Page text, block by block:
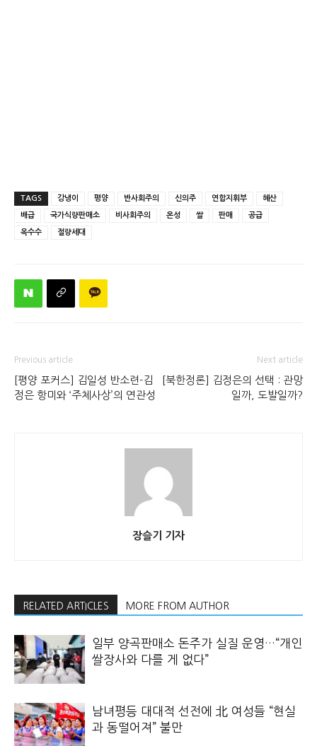
TAGS 강냉이 평양 반사회주의 신의주 연합지휘부 혜산
배급 국가식량판매소 비사회주의 온성 쌀 판매 공급
옥수수 절량세대
Previous article
[평양 포커스] 김일성 반소련-김
정은 항미와 ‘주체사상’의 연관성
Next article
[북한정론] 김정은의 선택 : 관망
일까, 도발일까?
장슬기 기자
RELATED ARTICLES MORE FROM AUTHOR
일부 양곡판매소 돈주가 실질 운영…“개인
쌀장사와 다를 게 없다”
남녀평등 대대적 선전에 北 여성들 “현실
과 동떨어져” 불만